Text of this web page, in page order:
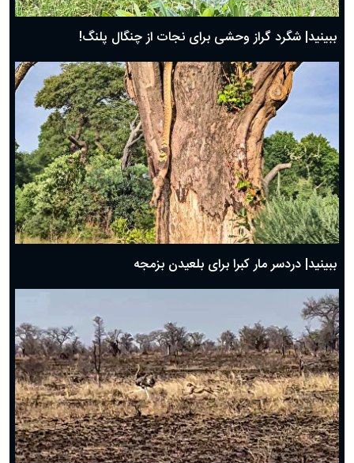
ببینید| شگرد گراز وحشی برای نجات از چنگال پلنگ!
ببینید| دردسر مار کبرا برای بلعیدن بزمجه